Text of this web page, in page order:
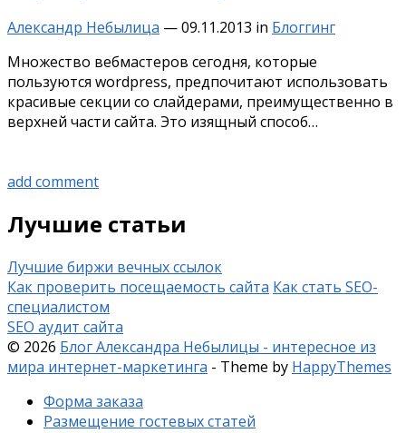
Александр Небылица —09.11.2013 in Блоггинг
Множество вебмастеров сегодня, которые
пользуются wordpress, предпочитают использовать
красивые секции со слайдерами, преимущественно в
верхней части сайта. Это изящный способ…
add comment
Лучшие статьи
Лучшие биржи вечных ссылок
Как проверить посещаемость сайта Как стать SEO-
специалистом
SEO аудит сайта
© 2026 Блог Александра Небылицы - интересное из
мира интернет-маркетинга - Theme by HappyThemes
Форма заказа
Размещение гостевых статей